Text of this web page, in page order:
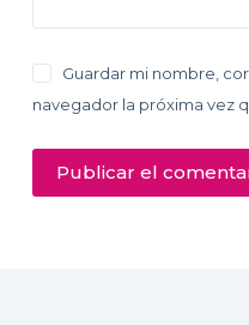
Guardar mi nombre,
navegador la próxima vez
Publicar el